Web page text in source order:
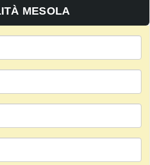
MESOLA